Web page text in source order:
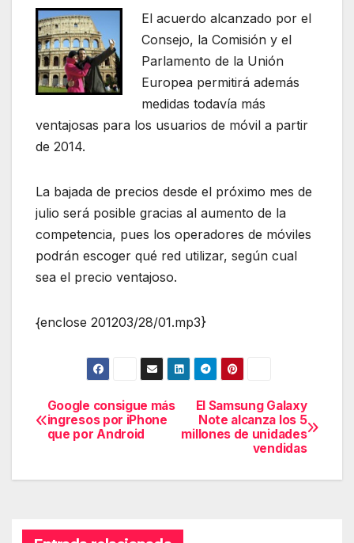
El acuerdo alcanzado por el
Consejo, la Comisión y el
Parlamento de la Unión
Europea permitirá además
medidas todavía más
ventajosas para los usuarios de móvil a partir
de 2014.
La bajada de precios desde el próximo mes de
julio será posible gracias al aumento de la
competencia, pues los operadores de móviles
podrán escoger qué red utilizar, según cual
sea el precio ventajoso.
{enclose 201203/28/01.mp3}
Navegación
de
entradas
El Samsung Galaxy
Note alcanza los 5
millones de unidades
vendidas
Google consigue más
ingresos por iPhone
que por Android